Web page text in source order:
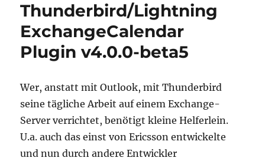
Thunderbird/Lightning
ExchangeCalendar
Plugin v4.0.0-beta5
Wer, anstatt mit Outlook, mit Thunderbird
seine tägliche Arbeit auf einem Exchange-
Server verrichtet, benötigt kleine Helferlein.
U.a. auch das einst von Ericsson entwickelte
und nun durch andere Entwickler